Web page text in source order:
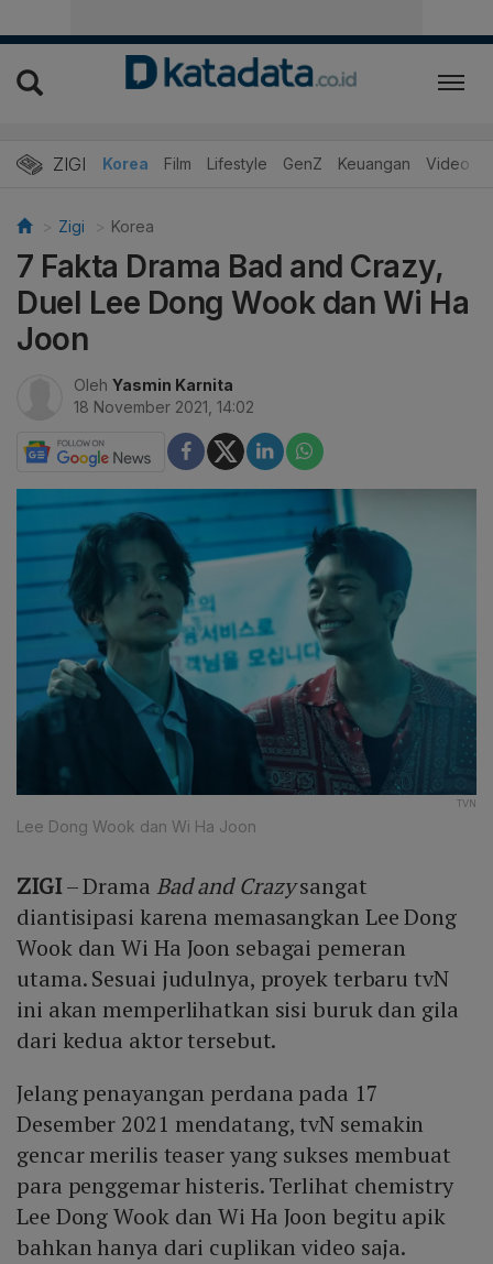
ZIGI
Hits Korea Film Lifestyle GenZ Keuangan Video
Zigi Korea
7 Fakta Drama Bad and Crazy,
Duel Lee Dong Wook dan Wi Ha
Joon
Oleh Yasmin Karnita
18 November 2021, 14:02
TVN
Lee Dong Wook dan Wi Ha Joon
ZIGI– Drama Bad and Crazysangat
diantisipasi karena memasangkan Lee Dong
Wook dan Wi Ha Joon sebagai pemeran
utama. Sesuai judulnya, proyek terbaru tvN
ini akan memperlihatkan sisi buruk dan gila
dari kedua aktor tersebut.
Jelang penayangan perdana pada 17
Desember 2021 mendatang, tvN semakin
gencar merilis teaser yang sukses membuat
para penggemar histeris. Terlihat chemistry
Lee Dong Wook dan Wi Ha Joon begitu apik
bahkan hanya dari cuplikan video saja.